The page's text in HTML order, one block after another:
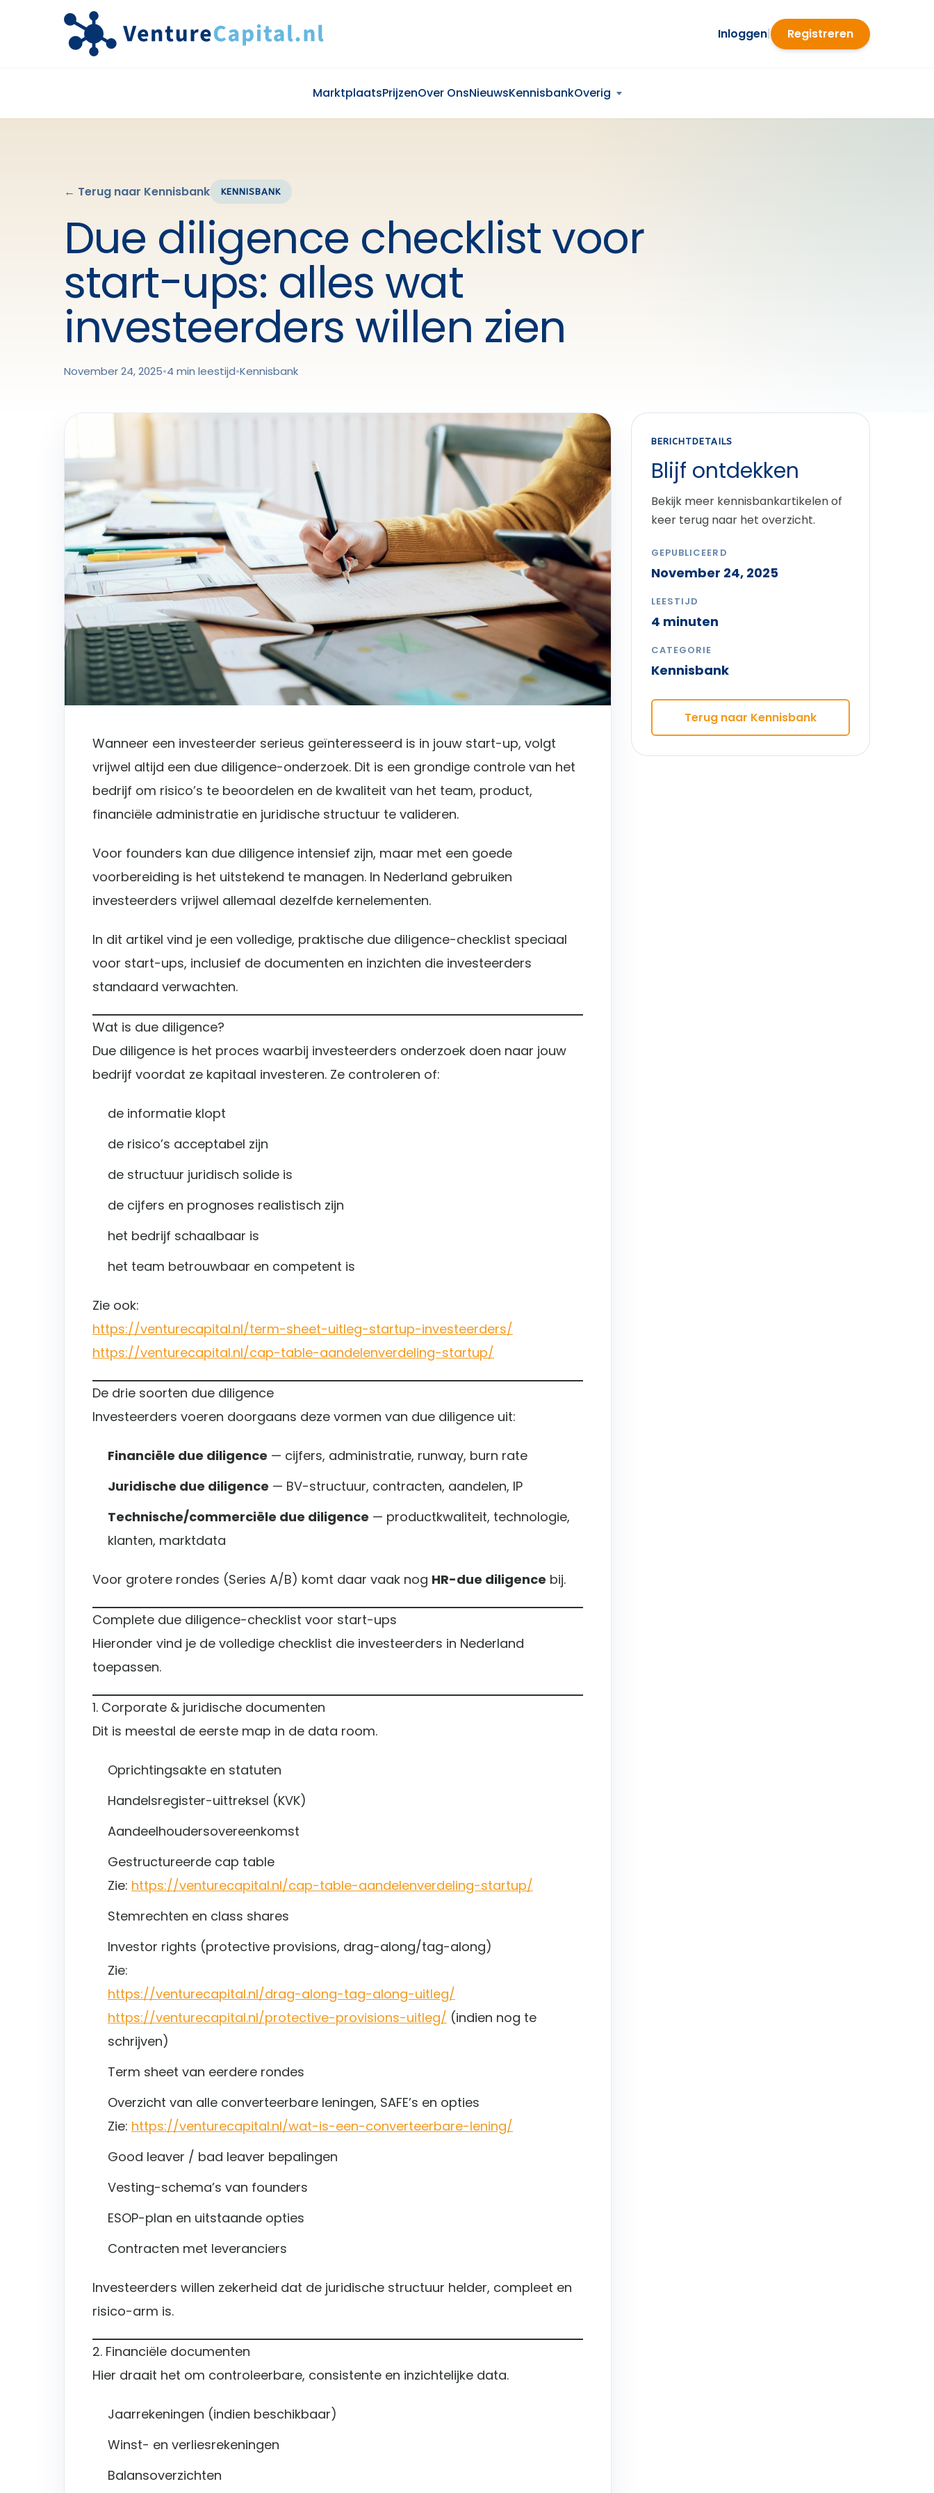
Inloggen| Registreren
MarktplaatsPrijzenOver OnsNieuwsKennisbankOverig
← Terug naar Kennisbank KENNISBANK
Due diligence checklist voor
start-ups: alles wat
investeerders willen zien
November 24, 2025•4 min leestijd•Kennisbank
Wanneer een investeerder serieus geïnteresseerd is in jouw start-up, volgt
vrijwel altijd een due diligence-onderzoek. Dit is een grondige controle van het
bedrijf om risico’s te beoordelen en de kwaliteit van het team, product,
financiële administratie en juridische structuur te valideren.
Voor founders kan due diligence intensief zijn, maar met een goede
voorbereiding is het uitstekend te managen. In Nederland gebruiken
investeerders vrijwel allemaal dezelfde kernelementen.
In dit artikel vind je een volledige, praktische due diligence-checklist speciaal
voor start-ups, inclusief de documenten en inzichten die investeerders
standaard verwachten.
Wat is due diligence?
Due diligence is het proces waarbij investeerders onderzoek doen naar jouw
bedrijf voordat ze kapitaal investeren. Ze controleren of:
de informatie klopt
de risico’s acceptabel zijn
de structuur juridisch solide is
de cijfers en prognoses realistisch zijn
het bedrijf schaalbaar is
het team betrouwbaar en competent is
Zie ook:
https://venturecapital.nl/term-sheet-uitleg-startup-investeerders/
https://venturecapital.nl/cap-table-aandelenverdeling-startup/
De drie soorten due diligence
Investeerders voeren doorgaans deze vormen van due diligence uit:
Financiële due diligence — cijfers, administratie, runway, burn rate
Juridische due diligence — BV-structuur, contracten, aandelen, IP
Technische/commerciële due diligence — productkwaliteit, technologie,
klanten, marktdata
Voor grotere rondes (Series A/B) komt daar vaak nog HR-due diligence bij.
Complete due diligence-checklist voor start-ups
Hieronder vind je de volledige checklist die investeerders in Nederland
toepassen.
1. Corporate & juridische documenten
Dit is meestal de eerste map in de data room.
Oprichtingsakte en statuten
Handelsregister-uittreksel (KVK)
Aandeelhoudersovereenkomst
Gestructureerde cap table
Zie: https://venturecapital.nl/cap-table-aandelenverdeling-startup/
Stemrechten en class shares
Investor rights (protective provisions, drag-along/tag-along)
Zie:
https://venturecapital.nl/drag-along-tag-along-uitleg/
https://venturecapital.nl/protective-provisions-uitleg/ (indien nog te
schrijven)
Term sheet van eerdere rondes
Overzicht van alle converteerbare leningen, SAFE’s en opties
Zie: https://venturecapital.nl/wat-is-een-converteerbare-lening/
Good leaver / bad leaver bepalingen
Vesting-schema’s van founders
ESOP-plan en uitstaande opties
Contracten met leveranciers
Investeerders willen zekerheid dat de juridische structuur helder, compleet en
risico-arm is.
2. Financiële documenten
Hier draait het om controleerbare, consistente en inzichtelijke data.
Jaarrekeningen (indien beschikbaar)
Winst- en verliesrekeningen
Balansoverzichten
BERICHTDETAILS
Blijf ontdekken
Bekijk meer kennisbankartikelen of
keer terug naar het overzicht.
GEPUBLICEERD
November 24, 2025
LEESTIJD
4 minuten
CATEGORIE
Kennisbank
Terug naar Kennisbank